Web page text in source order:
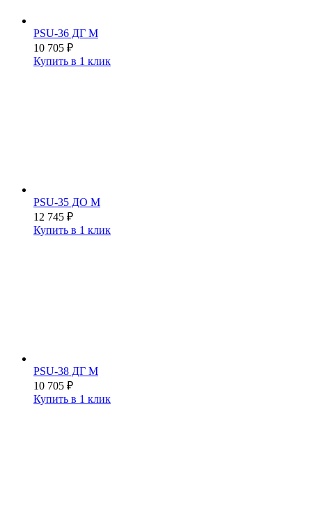
PSU-36 ДГ М
10 705 ₽
Купить в 1 клик
PSU-35 ДО М
12 745 ₽
Купить в 1 клик
PSU-38 ДГ М
10 705 ₽
Купить в 1 клик